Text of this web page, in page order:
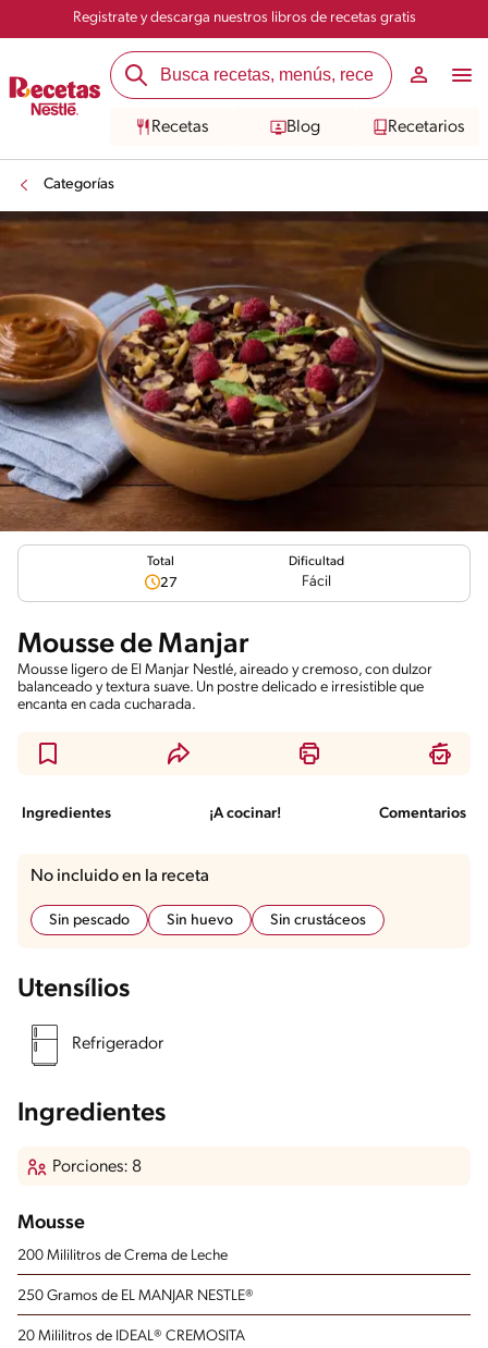
Registrate y descarga nuestros libros de recetas gratis
Recetas Blog Recetarios
Categorías
Total
27
Dificultad
Fácil
Mousse de Manjar
Mousse ligero de El Manjar Nestlé, aireado y cremoso, con dulzor
balanceado y textura suave. Un postre delicado e irresistible que
encanta en cada cucharada.
Ingredientes ¡A cocinar! Comentarios
No incluido en la receta
Sin pescado Sin huevo Sin crustáceos
Utensílios
Refrigerador
Ingredientes
Porciones: 8
Mousse
200 Mililitros de Crema de Leche
250 Gramos de EL MANJAR NESTLE®
20 Mililitros de IDEAL® CREMOSITA